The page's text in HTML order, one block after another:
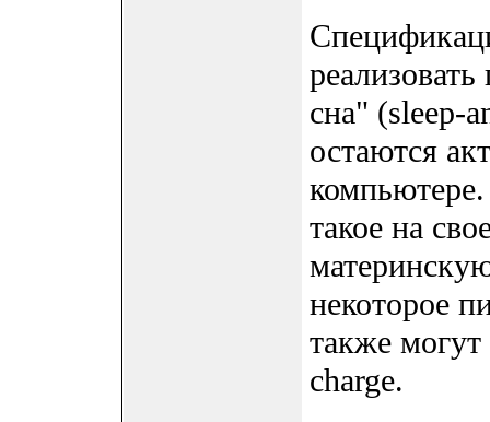
сна" (sleep-
остаются
такое на
некоторое
также
charge.